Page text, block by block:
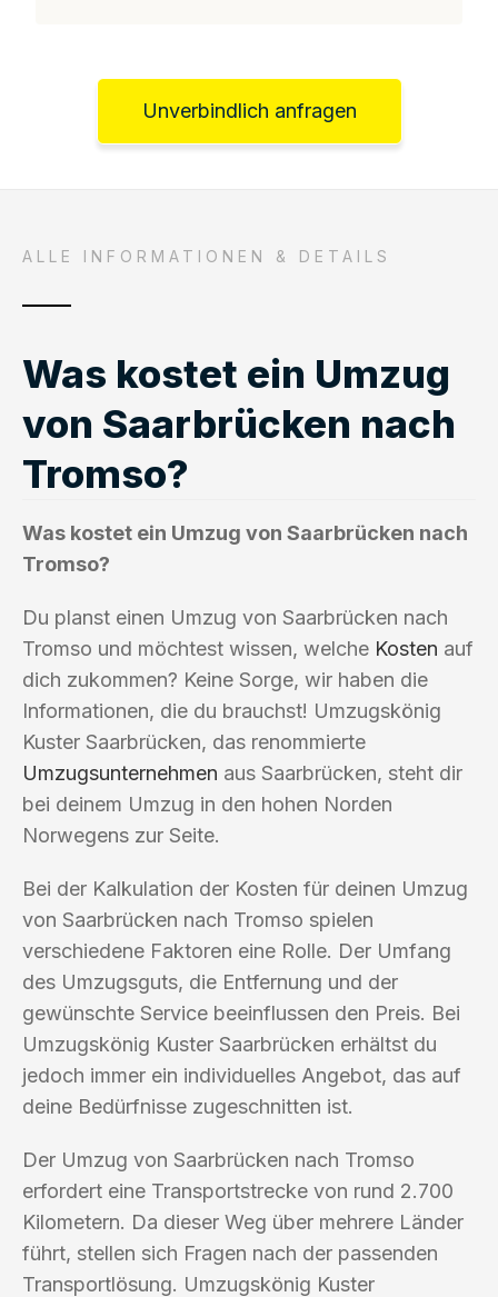
Unverbindlich anfragen
ALLE INFORMATIONEN & DETAILS
Was kostet ein Umzug
von Saarbrücken nach
Tromso?
Was kostet ein Umzug von Saarbrücken nach
Tromso?
Du planst einen Umzug von Saarbrücken nach
Tromso und möchtest wissen, welche Kosten auf
dich zukommen? Keine Sorge, wir haben die
Informationen, die du brauchst! Umzugskönig
Kuster Saarbrücken, das renommierte
Umzugsunternehmen aus Saarbrücken, steht dir
bei deinem Umzug in den hohen Norden
Norwegens zur Seite.
Bei der Kalkulation der Kosten für deinen Umzug
von Saarbrücken nach Tromso spielen
verschiedene Faktoren eine Rolle. Der Umfang
des Umzugsguts, die Entfernung und der
gewünschte Service beeinflussen den Preis. Bei
Umzugskönig Kuster Saarbrücken erhältst du
jedoch immer ein individuelles Angebot, das auf
deine Bedürfnisse zugeschnitten ist.
Der Umzug von Saarbrücken nach Tromso
erfordert eine Transportstrecke von rund 2.700
Kilometern. Da dieser Weg über mehrere Länder
führt, stellen sich Fragen nach der passenden
Transportlösung. Umzugskönig Kuster